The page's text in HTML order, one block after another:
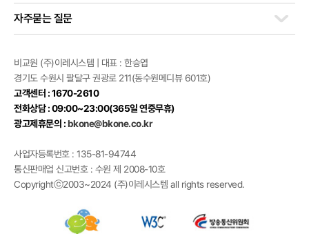
자주묻는 질문
비교원 (주)이레시스템 | 대표 : 한승엽
경기도 수원시 팔달구 권광로 211(동수원메디뷰 601호)
고객센터 : 1670-2610
전화상담 : 09:00~23:00(365일 연중무휴)
광고제휴문의 :bkone@bkone.co.kr
사업자등록번호 : 135-81-94744
통신판매업 신고번호 : 수원 제 2008-10호
Copyrightⓒ2003~2024 (주)이레시스템 all rights reserved.